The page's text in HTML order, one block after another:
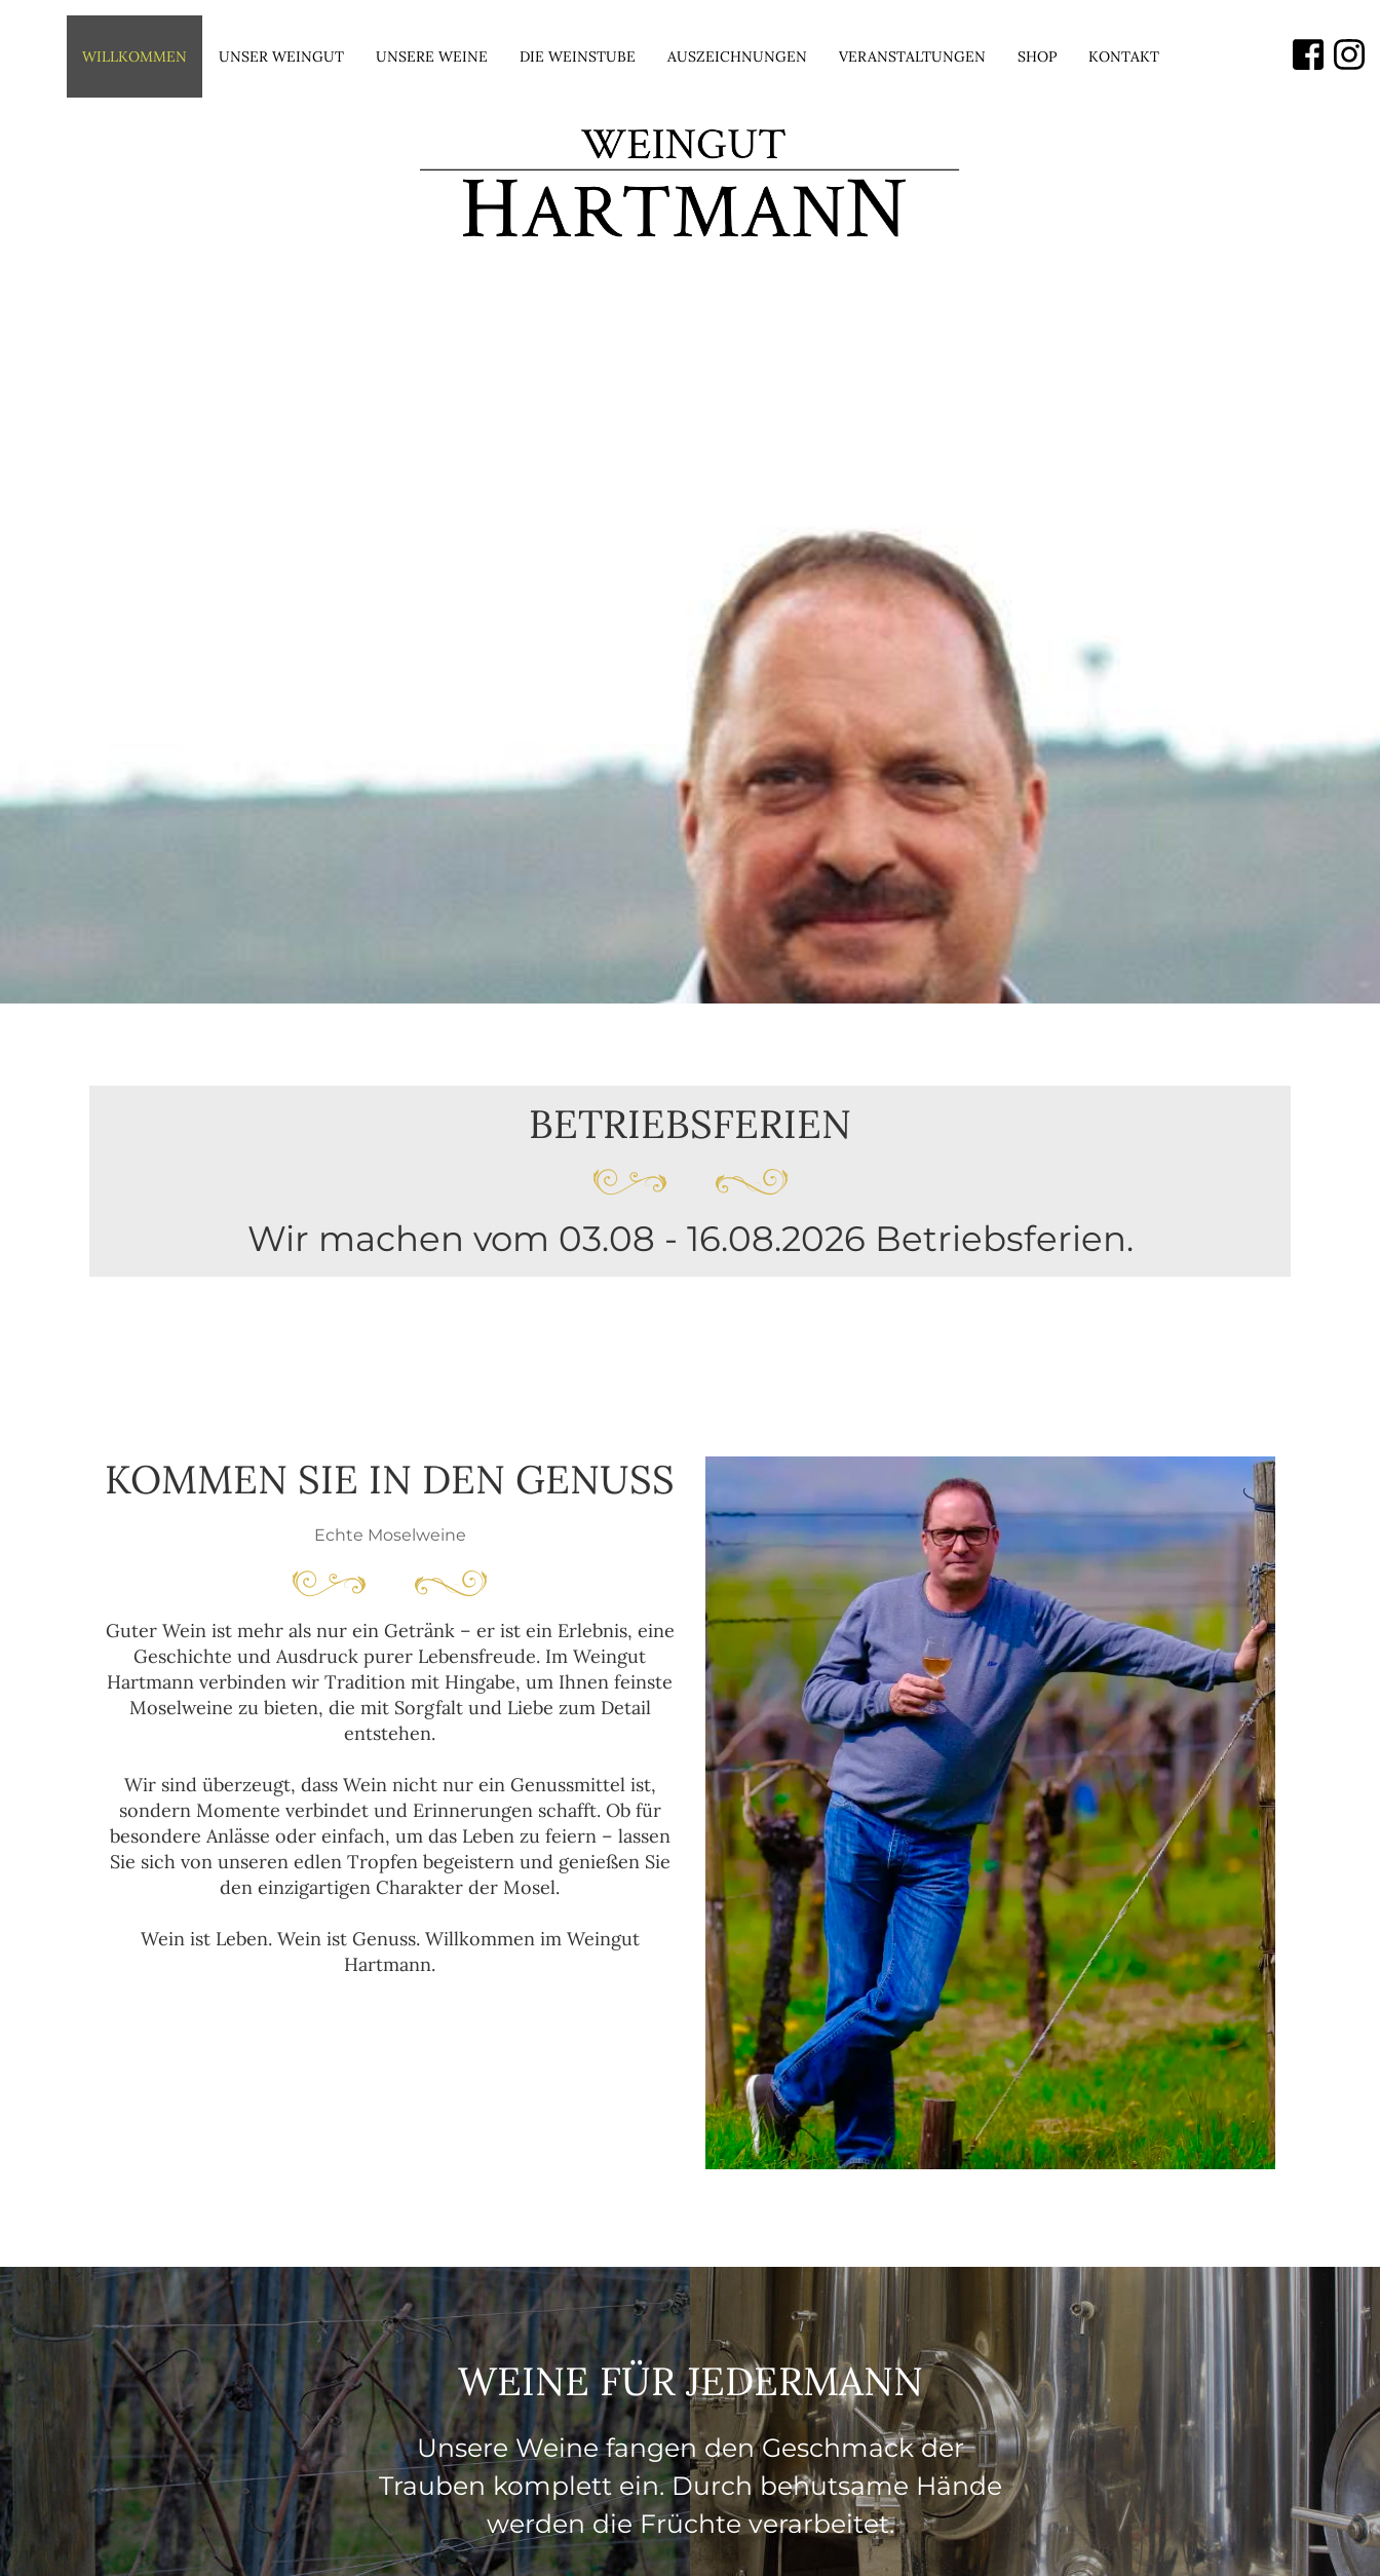
WILLKOMMEN UNSER WEINGUT UNSERE WEINE DIE WEINSTUBE AUSZEICHNUNGEN VERANSTALTUNGEN SHOP KONTAKT
BETRIEBSFERIEN
Wir machen vom 03.08 - 16.08.2026 Betriebsferien.
KOMMEN SIE IN DEN GENUSS
Echte Moselweine
Guter Wein ist mehr als nur ein Getränk – er ist ein Erlebnis, eine
Geschichte und Ausdruck purer Lebensfreude. Im Weingut
Hartmann verbinden wir Tradition mit Hingabe, um Ihnen feinste
Moselweine zu bieten, die mit Sorgfalt und Liebe zum Detail
entstehen.
Wir sind überzeugt, dass Wein nicht nur ein Genussmittel ist,
sondern Momente verbindet und Erinnerungen schafft. Ob für
besondere Anlässe oder einfach, um das Leben zu feiern – lassen
Sie sich von unseren edlen Tropfen begeistern und genießen Sie
den einzigartigen Charakter der Mosel.
Wein ist Leben. Wein ist Genuss. Willkommen im Weingut
Hartmann.
WEINE FÜR JEDERMANN
Unsere Weine fangen den Geschmack der
Trauben komplett ein. Durch behutsame Hände
werden die Früchte verarbeitet.